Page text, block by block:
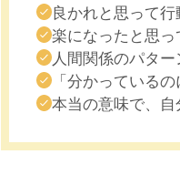
良かれと思って
楽になったと思
人間関係のパタ
「分かっている
本当の意味で、